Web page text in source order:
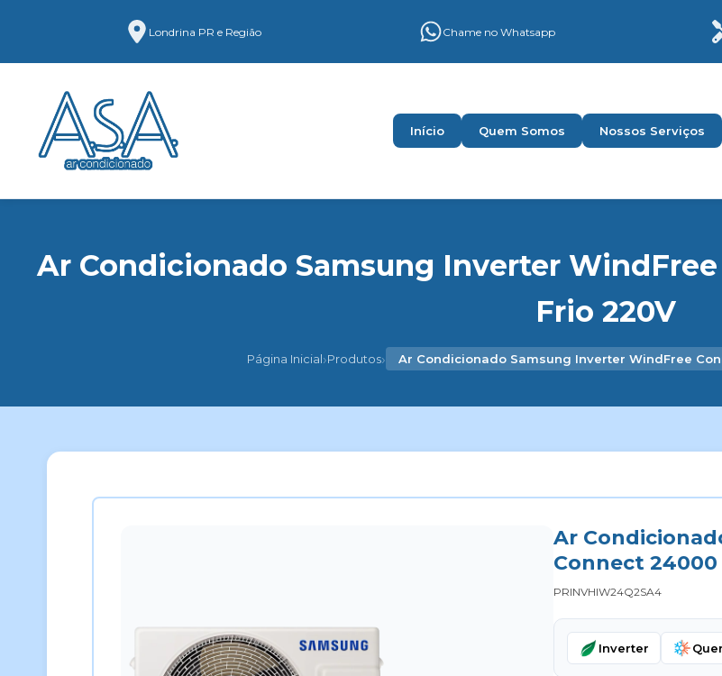
Londrina PR e Região Chame no Whatsapp
Início Quem Somos Nossos Serviços
Ar Condicionado Samsung Inverter
Frio 220V
Página Inicial›Produtos› Ar Condicionado Samsung Inverter WindFree
Ar
Connect
PRINVHIW24Q2SA4
Inverter